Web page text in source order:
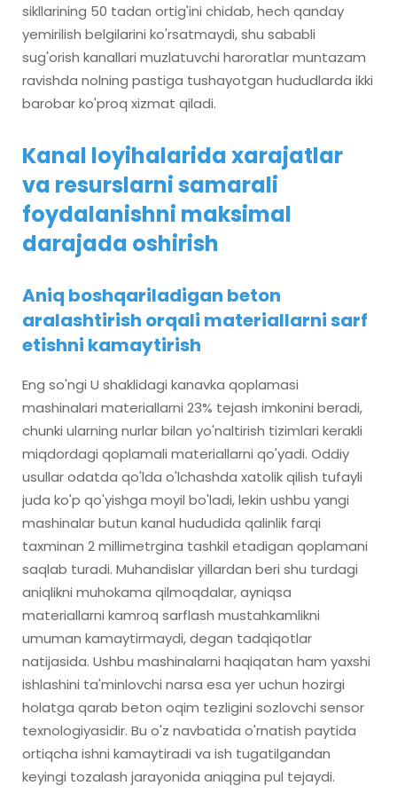
sikllarining 50 tadan ortig'ini chidab, hech qanday
yemirilish belgilarini ko'rsatmaydi, shu sababli
sug'orish kanallari muzlatuvchi haroratlar muntazam
ravishda nolning pastiga tushayotgan hududlarda ikki
barobar ko'proq xizmat qiladi.
Kanal loyihalarida xarajatlar
va resurslarni samarali
foydalanishni maksimal
darajada oshirish
Aniq boshqariladigan beton
aralashtirish orqali materiallarni sarf
etishni kamaytirish
Eng so'ngi U shaklidagi kanavka qoplamasi
mashinalari materiallarni 23% tejash imkonini beradi,
chunki ularning nurlar bilan yo'naltirish tizimlari kerakli
miqdordagi qoplamali materiallarni qo'yadi. Oddiy
usullar odatda qo'lda o'lchashda xatolik qilish tufayli
juda ko'p qo'yishga moyil bo'ladi, lekin ushbu yangi
mashinalar butun kanal hududida qalinlik farqi
taxminan 2 millimetrgina tashkil etadigan qoplamani
saqlab turadi. Muhandislar yillardan beri shu turdagi
aniqlikni muhokama qilmoqdalar, ayniqsa
materiallarni kamroq sarflash mustahkamlikni
umuman kamaytirmaydi, degan tadqiqotlar
natijasida. Ushbu mashinalarni haqiqatan ham yaxshi
ishlashini ta'minlovchi narsa esa yer uchun hozirgi
holatga qarab beton oqim tezligini sozlovchi sensor
texnologiyasidir. Bu o'z navbatida o'rnatish paytida
ortiqcha ishni kamaytiradi va ish tugatilgandan
keyingi tozalash jarayonida aniqgina pul tejaydi.